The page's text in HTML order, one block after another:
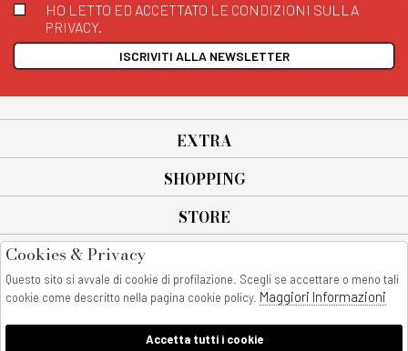
HO LETTO ED ACCETTATO LE CONDIZIONI SULLA
PRIVACY.
ISCRIVITI ALLA NEWSLETTER
EXTRA
SHOPPING
STORE
All rights reserved - © Copyright 2026
AnyAnyluxury srl - Sede Legale: Corso Vittorio Emanuele 90/A - 80053
castellammare di stabia - Italia
Cookies & Privacy
Questo sito si avvale di cookie di profilazione. Scegli se accettare o meno tali
cookie come descritto nella pagina cookie policy. Maggiori Informazioni
Accetta tutti i cookie